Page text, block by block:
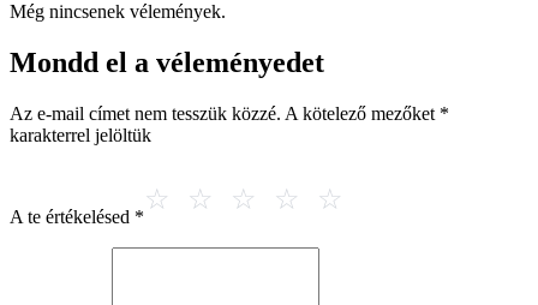
Még nincsenek vélemények.
Mondd el a véleményedet
Az e-mail címet nem tesszük közzé. A kötelező mezőket *
karakterrel jelöltük
A te értékelésed *